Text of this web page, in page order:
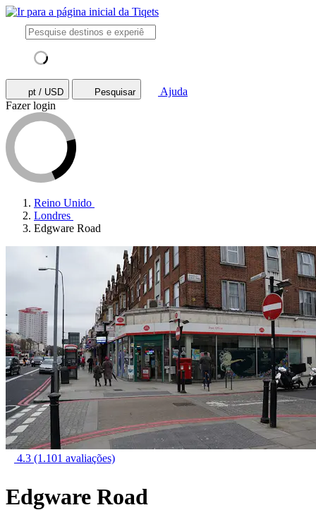
pt / USD Pesquisar
Ajuda
Fazer login
Reino Unido
Londres
Edgware Road
4.3 (1.101 avaliações)
Edgware Road